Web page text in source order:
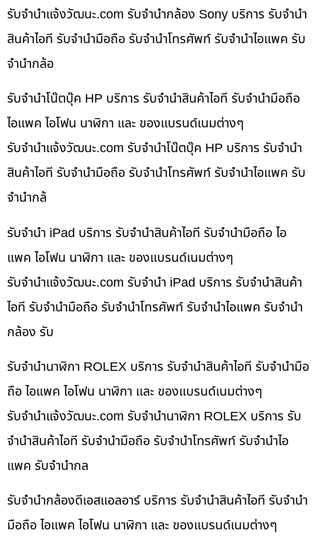
รับจํานําแจ้งวัฒนะ.com รับจำนำกล้อง Sony บริการ รับจำนำ
สินค้าไอที รับจำนำมือถือ รับจำนำโทรศัพท์ รับจำนำไอแพค รับ
จำนำกล้อ
รับจำนำโน๊ตบุ๊ค HP บริการ รับจำนำสินค้าไอที รับจำนำมือถือ
ไอแพค ไอโฟน นาฬิกา และ ของแบรนด์เนมต่างๆ
รับจํานําแจ้งวัฒนะ.com รับจำนำโน๊ตบุ๊ค HP บริการ รับจำนำ
สินค้าไอที รับจำนำมือถือ รับจำนำโทรศัพท์ รับจำนำไอแพค รับ
จำนำกล้
รับจำนำ iPad บริการ รับจำนำสินค้าไอที รับจำนำมือถือ ไอ
แพค ไอโฟน นาฬิกา และ ของแบรนด์เนมต่างๆ
รับจํานําแจ้งวัฒนะ.com รับจำนำ iPad บริการ รับจำนำสินค้า
ไอที รับจำนำมือถือ รับจำนำโทรศัพท์ รับจำนำไอแพค รับจำนำ
กล้อง รับ
รับจำนำนาฬิกา ROLEX บริการ รับจำนำสินค้าไอที รับจำนำมือ
ถือ ไอแพค ไอโฟน นาฬิกา และ ของแบรนด์เนมต่างๆ
รับจํานําแจ้งวัฒนะ.com รับจำนำนาฬิกา ROLEX บริการ รับ
จำนำสินค้าไอที รับจำนำมือถือ รับจำนำโทรศัพท์ รับจำนำไอ
แพค รับจำนำกล
รับจำนำกล้องดีเอสแอลอาร์ บริการ รับจำนำสินค้าไอที รับจำนำ
มือถือ ไอแพค ไอโฟน นาฬิกา และ ของแบรนด์เนมต่างๆ